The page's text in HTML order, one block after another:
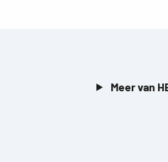
Meer van